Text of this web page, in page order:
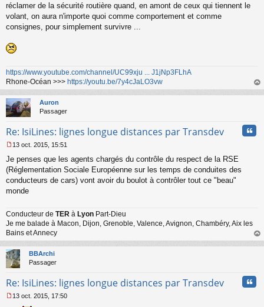
réclamer de la sécurité routière quand, en amont de ceux qui tiennent le
volant, on aura n'importe quoi comme comportement et comme
consignes, pour simplement survivre ...
https://www.youtube.com/channel/UC99xju ... J1jNp3FLhA
Rhone-Océan >>> https://youtu.be/7y4cJaLO3vw
au
Auron
Passager
Re: IsiLines: lignes longue distances par Transdev
e
s
s
g
n
o
n
l
u
13 oct. 2015, 15:51
Je penses que les agents chargés du contrôle du respect de la RSE
(Réglementation Sociale Européenne sur les temps de conduites des
conducteurs de cars) vont avoir du boulot à contrôler tout ce "beau"
monde
Conducteur de TER à Lyon Part-Dieu
Je me balade à Macon, Dijon, Grenoble, Valence, Avignon, Chambéry, Aix les
Bains et Annecy
au
BBArchi
Passager
Re: IsiLines: lignes longue distances par Transdev
13 oct. 2015, 17:50